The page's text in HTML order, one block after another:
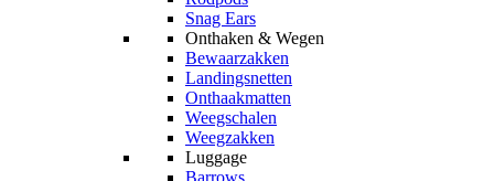
Snag Ears
Onthaken & Wegen
Bewaarzakken
Landingsnetten
Onthaakmatten
Weegschalen
Weegzakken
Luggage
Barrows